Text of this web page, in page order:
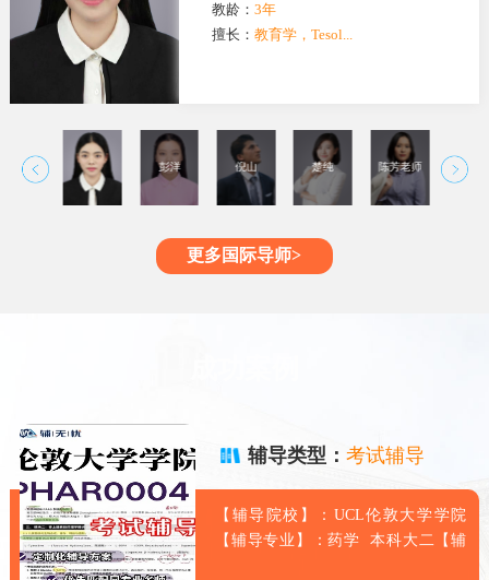
教龄：3年
擅长：教育学，Tesol...
焦扬 彭洋 倪山 楚纯 陈芳老师 曾希
更多国际导师>
辅导类型：考试辅导
【辅导院校】：UCL伦敦大学学院
【辅导专业】：药学 本科大二【辅